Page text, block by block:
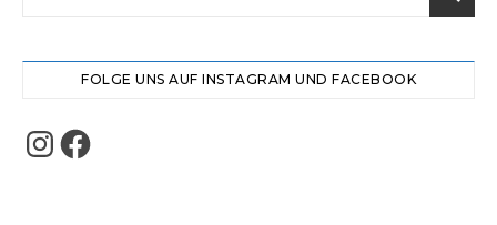
FOLGE UNS AUF INSTAGRAM UND FACEBOOK
Instagram
Facebook